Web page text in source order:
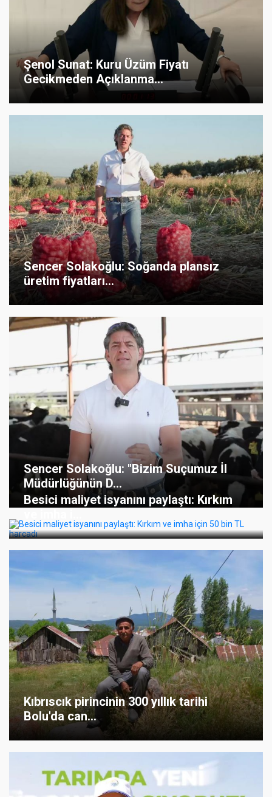
Şenol Sunat: Kuru Üzüm Fiyatı
Gecikmeden Açıklanma...
Sencer Solakoğlu: Soğanda plansız
üretim fiyatları...
Sencer Solakoğlu: "Bizim Suçumuz İl
Müdürlüğünün D...
Besici maliyet isyanını paylaştı: Kırkım
Kıbrıscık pirincinin 300 yıllık tarihi
Bolu'da can...